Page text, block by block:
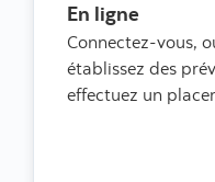
En ligne
Connectez-vous,
établissez des
effectuez un